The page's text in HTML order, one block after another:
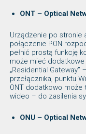
ONT – Optical
Urządzenie po stronie
połączenie PON
pełnić prostą funkcję
może mieć
„Residential
przełącznika, punktu
ONT dodatkowo może
wideo – do zasilenia
ONU – Optical